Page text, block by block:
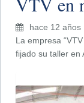
hace 12 años
La empresa
fijado su taller en